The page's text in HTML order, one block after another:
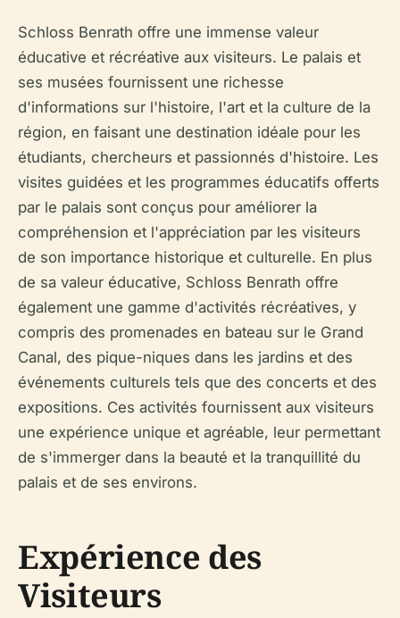
Schloss Benrath offre une immense valeur
éducative et récréative aux visiteurs. Le palais et
ses musées fournissent une richesse
d'informations sur l'histoire, l'art et la culture de la
région, en faisant une destination idéale pour les
étudiants, chercheurs et passionnés d'histoire. Les
visites guidées et les programmes éducatifs offerts
par le palais sont conçus pour améliorer la
compréhension et l'appréciation par les visiteurs
de son importance historique et culturelle. En plus
de sa valeur éducative, Schloss Benrath offre
également une gamme d'activités récréatives, y
compris des promenades en bateau sur le Grand
Canal, des pique-niques dans les jardins et des
événements culturels tels que des concerts et des
expositions. Ces activités fournissent aux visiteurs
une expérience unique et agréable, leur permettant
de s'immerger dans la beauté et la tranquillité du
palais et de ses environs.
Expérience des
Visiteurs